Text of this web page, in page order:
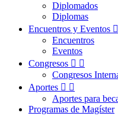
Diplomados
Diplomas
Encuentros y Eventos 
Encuentros
Eventos
Congresos  
Congresos
Aportes  
Aportes para
Programas de Magíster